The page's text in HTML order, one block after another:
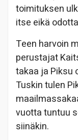
toimituksen
itse eikä
Teen harvoin
perustajat
takaa ja Piksu
Tuskin tulen
vuotta tuntuu
siinäkin.